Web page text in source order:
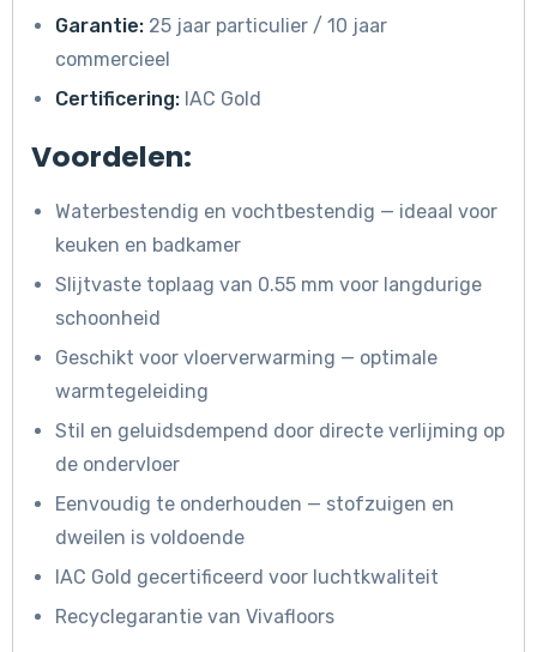
Garantie: 25 jaar particulier / 10 jaar
commercieel
Certificering: IAC Gold
Voordelen:
Waterbestendig en vochtbestendig — ideaal voor
keuken en badkamer
Slijtvaste toplaag van 0.55 mm voor langdurige
schoonheid
Geschikt voor vloerverwarming — optimale
warmtegeleiding
Stil en geluidsdempend door directe verlijming op
de ondervloer
Eenvoudig te onderhouden — stofzuigen en
dweilen is voldoende
IAC Gold gecertificeerd voor luchtkwaliteit
Recyclegarantie van Vivafloors